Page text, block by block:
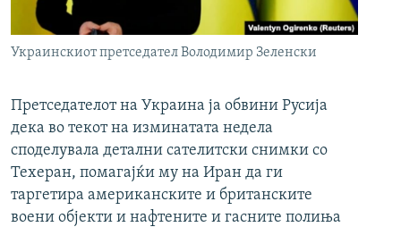
Украинскиот претседател Володимир Зеленски
Претседателот на Украина ја обвини Русија
дека во текот на изминатата недела
споделувала детални сателитски снимки со
Техеран, помагајќи му на Иран да ги
таргетира американските и британските
воени објекти и нафтените и гасните полиња